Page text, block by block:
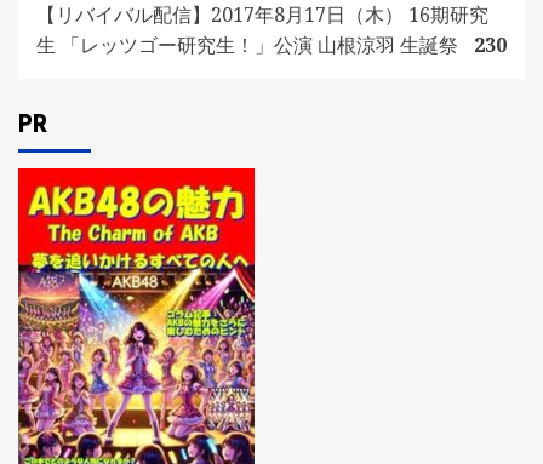
【リバイバル配信】2017年8月17日（木） 16期研究
生 「レッツゴー研究生！」公演 山根涼羽 生誕祭
230
PR